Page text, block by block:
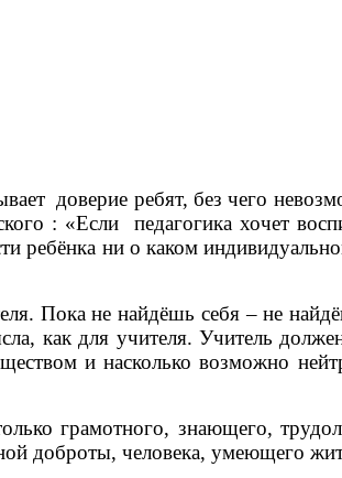
доверие ребят, без чего
: «Если педагогика хочет
ребёнка ни о каком
Пока не найдёшь себя – не
как для учителя. Учитель
и насколько возможно
грамотного, знающего,
доброты, человека, умеющего